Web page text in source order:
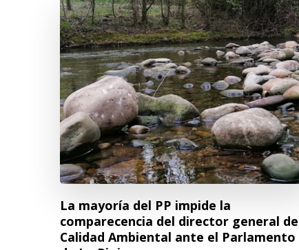
La mayoría del PP impide la
comparecencia del director general de
Calidad Ambiental ante el Parlamento